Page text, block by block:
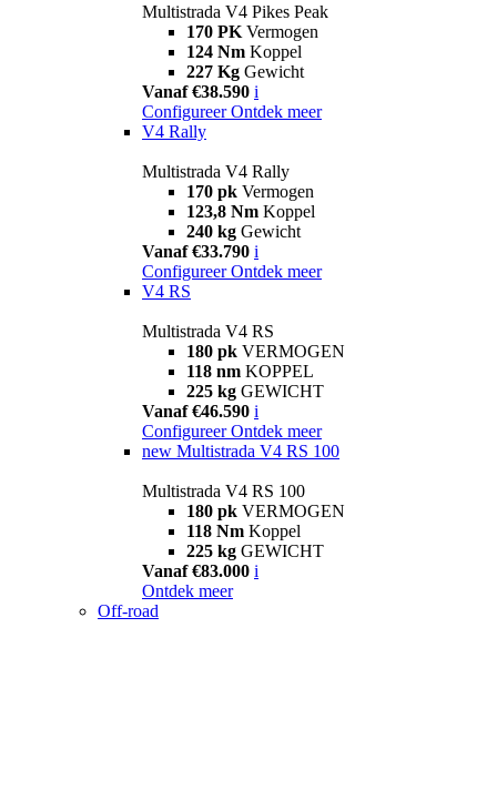
Multistrada V4 Pikes Peak
170 PK Vermogen
124 Nm Koppel
227 Kg Gewicht
Vanaf €38.590 i
Configureer Ontdek meer
V4 Rally
Multistrada V4 Rally
170 pk Vermogen
123,8 Nm Koppel
240 kg Gewicht
Vanaf €33.790 i
Configureer Ontdek meer
V4 RS
Multistrada V4 RS
180 pk VERMOGEN
118 nm KOPPEL
225 kg GEWICHT
Vanaf €46.590 i
Configureer Ontdek meer
new Multistrada V4 RS 100
Multistrada V4 RS 100
180 pk VERMOGEN
118 Nm Koppel
225 kg GEWICHT
Vanaf €83.000 i
Ontdek meer
Off-road